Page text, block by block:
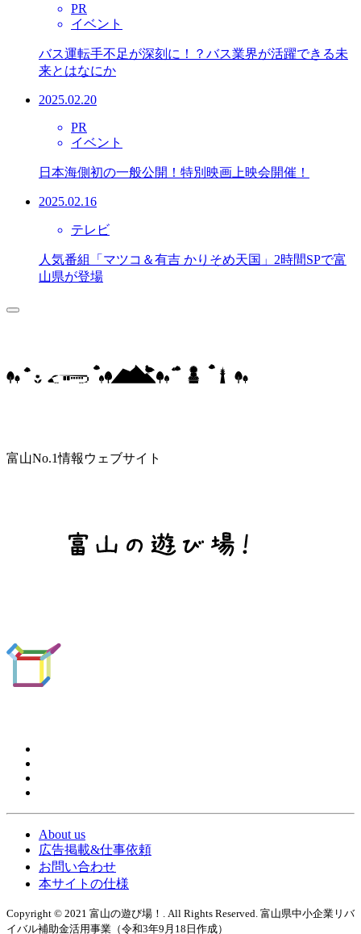
PR
イベント
バス運転手不足が深刻に！？バス業界が活躍できる未
来とはなにか
2025.02.20
PR
イベント
日本海側初の一般公開！特別映画上映会開催！
2025.02.16
テレビ
人気番組「マツコ＆有吉 かりそめ天国」2時間SPで富
山県が登場
富山No.1情報ウェブサイト
About us
広告掲載&仕事依頼
お問い合わせ
本サイトの仕様
Copyright © 2021 富山の遊び場！. All Rights Reserved. 富山県中小企業リバ
イバル補助金活用事業（令和3年9月18日作成）